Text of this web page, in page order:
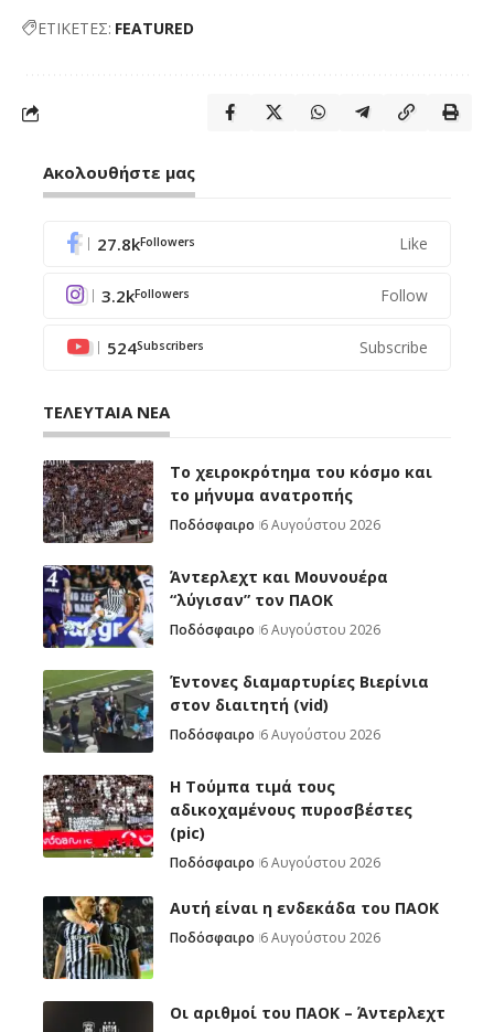
ΕΤΙΚΕΤΕΣ: FEATURED
Ακολουθήστε μας
27.8kFollowers Like
3.2kFollowers Follow
524Subscribers Subscribe
ΤΕΛΕΥΤΑΙΑ ΝΕΑ
Το χειροκρότημα του κόσμο και
το μήνυμα ανατροπής
Ποδόσφαιρο 6 Αυγούστου 2026
Άντερλεχτ και Μουνουέρα
“λύγισαν” τον ΠΑΟΚ
Ποδόσφαιρο 6 Αυγούστου 2026
Έντονες διαμαρτυρίες Βιερίνια
στον διαιτητή (vid)
Ποδόσφαιρο 6 Αυγούστου 2026
H Tούμπα τιμά τους
αδικοχαμένους πυροσβέστες
(pic)
Ποδόσφαιρο 6 Αυγούστου 2026
Αυτή είναι η ενδεκάδα του ΠΑΟΚ
Ποδόσφαιρο 6 Αυγούστου 2026
Oι αριθμοί του ΠΑΟΚ – Άντερλεχτ